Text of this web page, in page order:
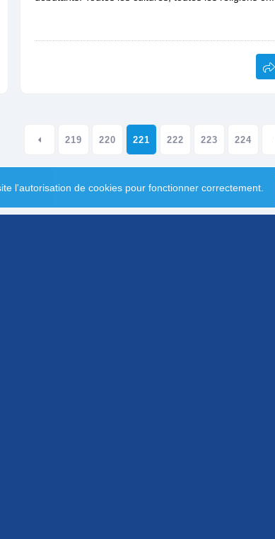
219 220 221 222 223 224
l'autorisation de cookies pour fonctionner correctement.